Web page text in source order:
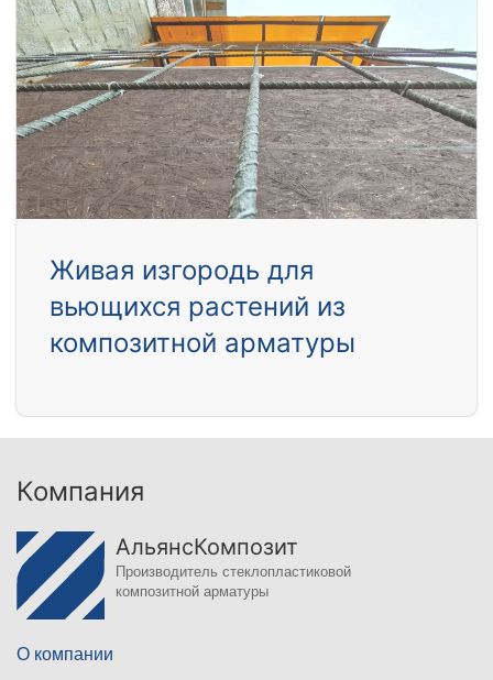
Живая изгородь для
вьющихся растений из
композитной арматуры
Компания
АльянсКомпозит
Производитель стеклопластиковой
композитной арматуры
О компании